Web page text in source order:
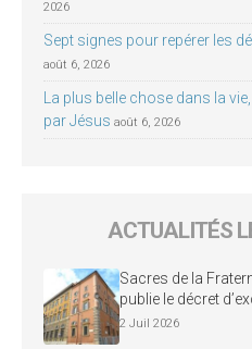
2026
Sept signes pour repérer les
août 6, 2026
La plus belle chose dans la
par Jésus août 6, 2026
ACTUALITÉS
Sacres de la
publie le décret
2 Juil 2026